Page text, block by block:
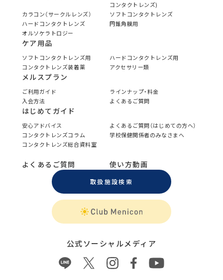
コンタクトレンズ)
カラコン（サークルレンズ）
ソフトコンタクトレンズ
ハードコンタクトレンズ
円錐角膜用
オルソケラトロジー
ケア用品
ソフトコンタクトレンズ用
ハードコンタクトレンズ用
コンタクトレンズ装着薬
アクセサリー類
メルスプラン
ご利用ガイド
ラインナップ・料金
入会方法
よくあるご質問
はじめてガイド
安心アドバイス
よくあるご質問（はじめての方へ）
コンタクトレンズコラム
学校保健関係者のみなさまへ
コンタクトレンズ総合資料室
よくあるご質問 使い方動画
取扱施設検索
公式ソーシャルメディア